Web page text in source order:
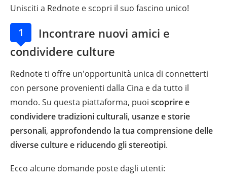
Unisciti a Rednote e scopri il suo fascino unico!
1
Incontrare nuovi amici e
condividere culture
Rednote ti offre un'opportunità unica di connetterti
con persone provenienti dalla Cina e da tutto il
mondo. Su questa piattaforma, puoi scoprire e
condividere tradizioni culturali, usanze e storie
personali, approfondendo la tua comprensione delle
diverse culture e riducendo gli stereotipi.
Ecco alcune domande poste dagli utenti: